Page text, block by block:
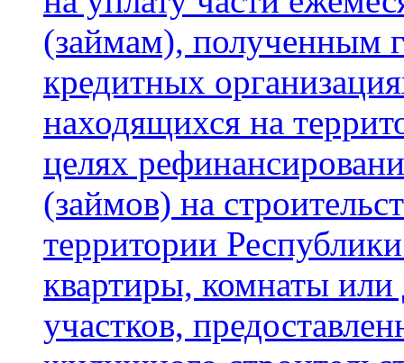
(займам), полученным
кредитных
находящихся на
целях
(займов) на
территории
квартиры, комнаты
участков,